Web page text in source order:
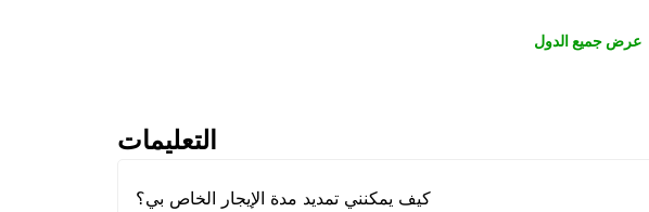
عرض جميع الدول
التعليمات
كيف يمكنني تمديد مدة الإيجار الخاص بي؟